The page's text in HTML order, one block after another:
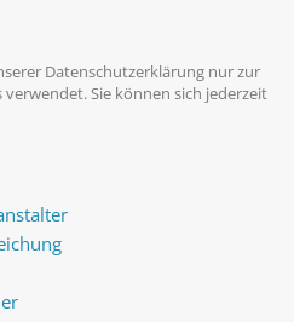
Datenschutzerklärung nur zur
Sie können sich jederzeit